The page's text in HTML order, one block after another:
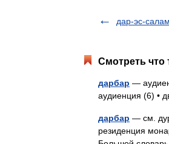
дар-эс-
Смотреть что
дарбар —
аудиенция (6) •
дарбар — см.
резиденция